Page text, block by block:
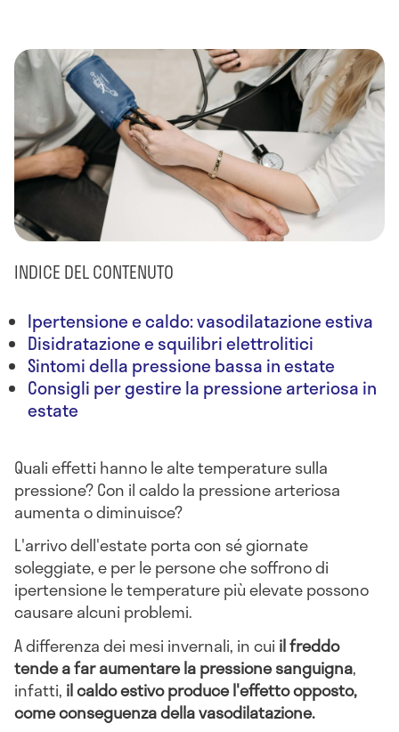
INDICE DEL CONTENUTO
Ipertensione e caldo: vasodilatazione estiva
Disidratazione e squilibri elettrolitici
Sintomi della pressione bassa in estate
Consigli per gestire la pressione arteriosa in
estate
Quali effetti hanno le alte temperature sulla
pressione? Con il caldo la pressione arteriosa
aumenta o diminuisce?
L'arrivo dell'estate porta con sé giornate
soleggiate, e per le persone che soffrono di
ipertensione le temperature più elevate possono
causare alcuni problemi.
A differenza dei mesi invernali, in cui il freddo
tende a far aumentare la pressione sanguigna,
infatti, il caldo estivo produce l'effetto opposto,
come conseguenza della vasodilatazione.